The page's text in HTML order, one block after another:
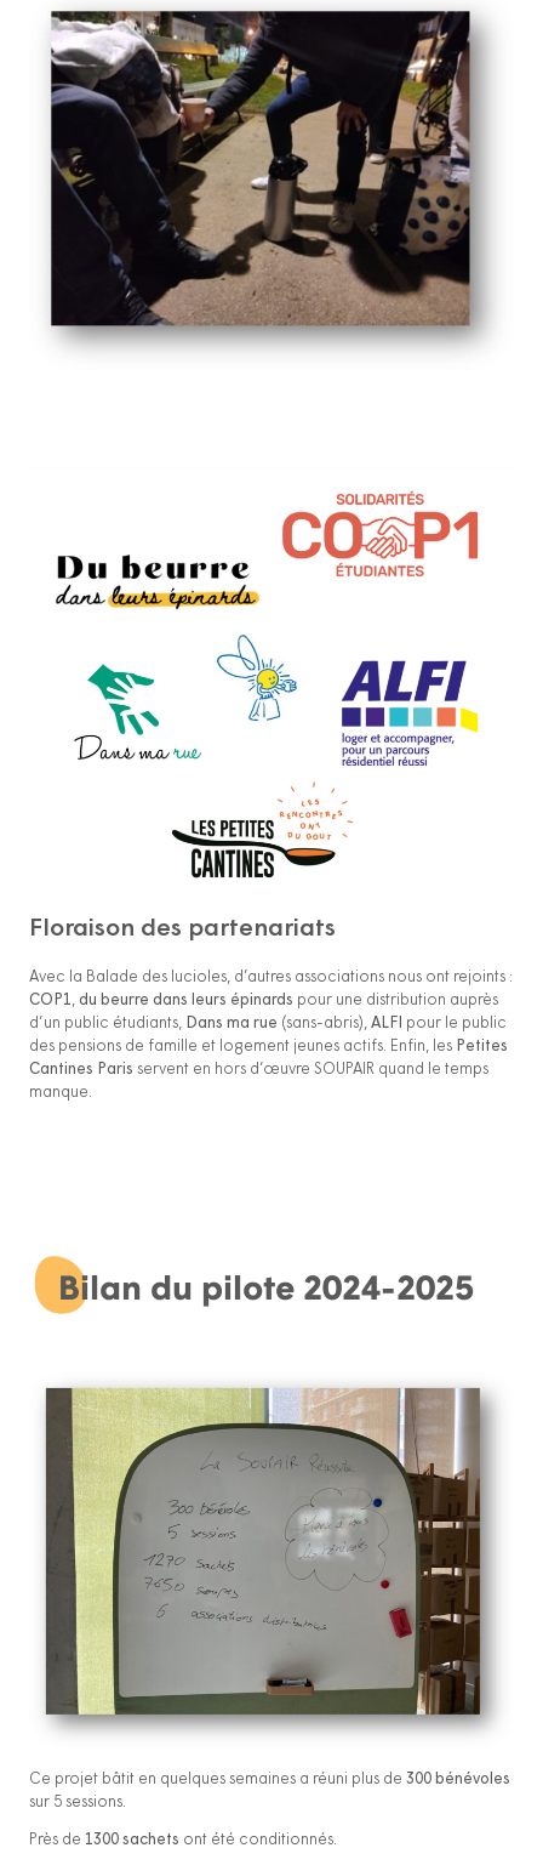
Floraison des partenariats
Avec la Balade des lucioles, d’autres associations nous ont rejoints :
COP1, du beurre dans leurs épinards pour une distribution auprès
d’un public étudiants, Dans ma rue (sans-abris), ALFI
pour le public
des pensions de famille et logement jeunes actifs. Enfin, les Petites
Cantines Paris servent en hors d’œuvre SOUPAIR quand le temps
manque.
Bilan du pilote 2024-2025
Ce projet bâtit en quelques semaines a réuni plus de 300 bénévoles
sur 5 sessions.
Près de 1300 sachets ont été conditionnés.